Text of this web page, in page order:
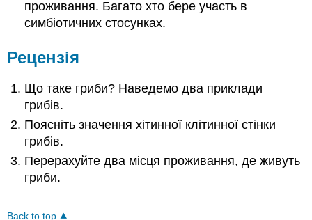
проживання. Багато хто бере участь в
симбіотичних стосунках.
Рецензія
Що таке гриби? Наведемо два приклади
грибів.
Поясніть значення хітинної клітинної стінки
грибів.
Перерахуйте два місця проживання, де живуть
гриби.
Back to top